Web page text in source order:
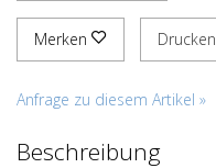
Merken Drucken
Anfrage zu diesem Artikel »
Beschreibung